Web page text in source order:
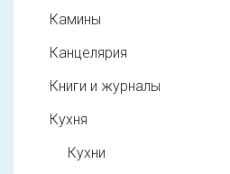
Камины
Канцелярия
Книги и журналы
Кухня
Кухни